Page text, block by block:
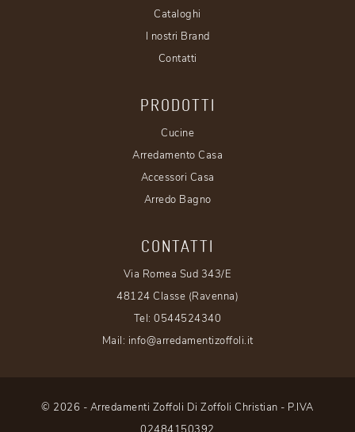
Cataloghi
I nostri Brand
Contatti
PRODOTTI
Cucine
Arredamento Casa
Accessori Casa
Arredo Bagno
CONTATTI
Via Romea Sud 343/E
48124 Classe (Ravenna)
Tel:0544524340
Mail: info@arredamentizoffoli.it
© 2026 - Arredamenti Zoffoli Di Zoffoli Christian - P.IVA